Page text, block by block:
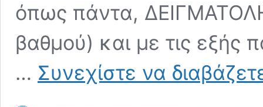
όπως πάντα,
βαθμού) και με τις εξής
… Συνεχίστε να